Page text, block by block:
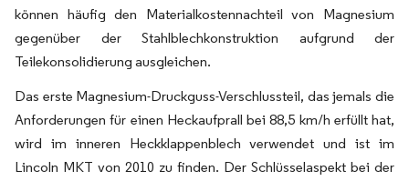
können häufig den Materialkostennachteil von Magnesium
gegenüber der Stahlblechkonstruktion aufgrund der
Teilekonsolidierung ausgleichen.
Das erste Magnesium-Druckguss-Verschlussteil, das jemals die
Anforderungen für einen Heckaufprall bei 88,5 km/h erfüllt hat,
wird im inneren Heckklappenblech verwendet und ist im
Lincoln MKT von 2010 zu finden. Der Schlüsselaspekt bei der